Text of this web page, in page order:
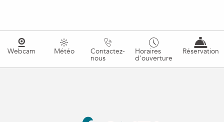
Webcam Météo Contactez-
nous
Horaires
d'ouverture
Réservation